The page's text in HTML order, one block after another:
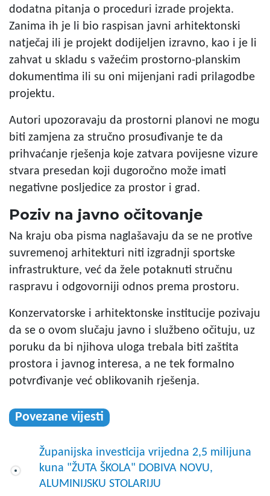
dodatna pitanja o proceduri izrade projekta.
Zanima ih je li bio raspisan javni arhitektonski
natječaj ili je projekt dodijeljen izravno, kao i je li
zahvat u skladu s važećim prostorno-planskim
dokumentima ili su oni mijenjani radi prilagodbe
projektu.
Autori upozoravaju da prostorni planovi ne mogu
biti zamjena za stručno prosuđivanje te da
prihvaćanje rješenja koje zatvara povijesne vizure
stvara presedan koji dugoročno može imati
negativne posljedice za prostor i grad.
Poziv na javno očitovanje
Na kraju oba pisma naglašavaju da se ne protive
suvremenoj arhitekturi niti izgradnji sportske
infrastrukture, već da žele potaknuti stručnu
raspravu i odgovorniji odnos prema prostoru.
Konzervatorske i arhitektonske institucije pozivaju
da se o ovom slučaju javno i službeno očituju, uz
poruku da bi njihova uloga trebala biti zaštita
prostora i javnog interesa, a ne tek formalno
potvrđivanje već oblikovanih rješenja.
Povezane vijesti
Županijska investicija vrijedna 2,5 milijuna
kuna "ŽUTA ŠKOLA" DOBIVA NOVU,
ALUMINIJSKU STOLARIJU